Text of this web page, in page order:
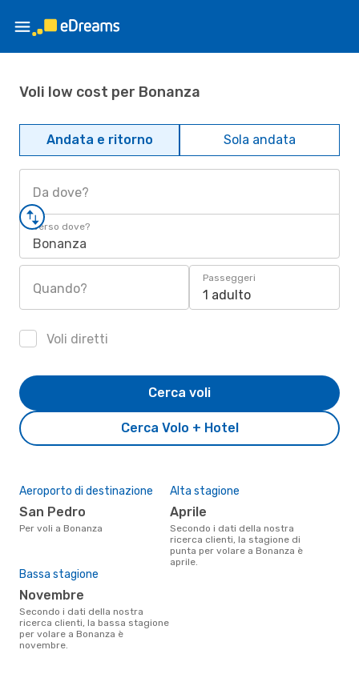
Voli low cost per Bonanza
Andata e ritorno Sola andata
Da dove?
Verso dove?
Bonanza
Quando?
Passeggeri
1 adulto
Voli diretti
Cerca Volo + Hotel
Cerca voli
Aeroporto di destinazione
San Pedro
Per voli a Bonanza
Alta stagione
aprile
Secondo i dati della nostra
ricerca clienti, la stagione di
punta per volare a Bonanza è
aprile.
Bassa stagione
novembre
Secondo i dati della nostra
ricerca clienti, la bassa stagione
per volare a Bonanza è
novembre.